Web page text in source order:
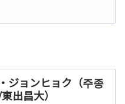
ジョンヒョク（주종
出昌大）